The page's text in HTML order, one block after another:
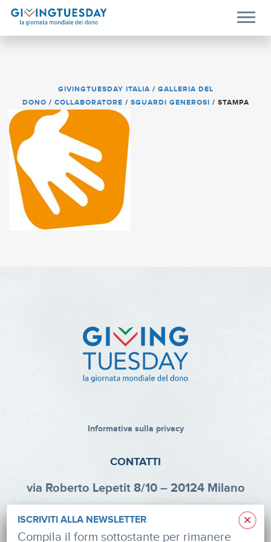
GIVINGTUESDAY ITALIA / GALLERIA DEL
DONO / COLLABORATORE / SGUARDI GENEROSI / STAMPA
Informativa sulla privacy
CONTATTI
via Roberto Lepetit 8/10 – 20124 Milano
Tel: +39 02 47924880
×
ISCRIVITI ALLA NEWSLETTER
Compila il form sottostante per rimanere